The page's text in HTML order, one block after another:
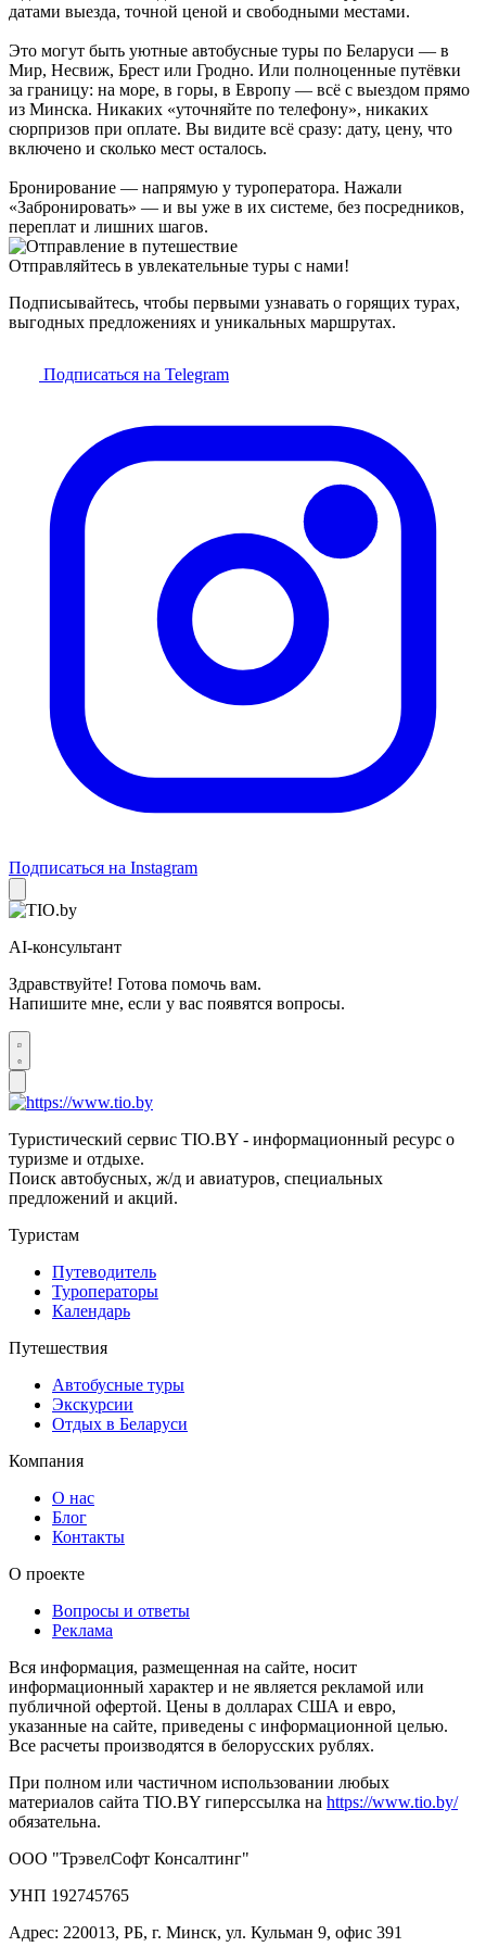
датами выезда, точной ценой и свободными местами.
Это могут быть уютные автобусные туры по Беларуси — в
Мир, Несвиж, Брест или Гродно. Или полноценные путёвки
за границу: на море, в горы, в Европу — всё с выездом прямо
из Минска. Никаких «уточняйте по телефону», никаких
сюрпризов при оплате. Вы видите всё сразу: дату, цену, что
включено и сколько мест осталось.
Бронирование — напрямую у туроператора. Нажали
«Забронировать» — и вы уже в их системе, без посредников,
переплат и лишних шагов.
Отправляйтесь в увлекательные туры с нами!
Подписывайтесь, чтобы первыми узнавать о горящих турах,
выгодных предложениях и уникальных маршрутах.
Подписаться на Telegram
Подписаться на Instagram
AI-консультант
Здравствуйте! Готова помочь вам.
Напишите мне, если у вас появятся вопросы.
Туристический сервис TIO.BY - информационный ресурс о
туризме и отдыхе.
Поиск автобусных, ж/д и авиатуров, специальных
предложений и акций.
Туристам
Путеводитель
Туроператоры
Календарь
Путешествия
Автобусные туры
Экскурсии
Отдых в Беларуси
Компания
О нас
Блог
Контакты
О проекте
Вопросы и ответы
Реклама
Вся информация, размещенная на сайте, носит
информационный характер и не является рекламой или
публичной офертой. Цены в долларах США и евро,
указанные на сайте, приведены с информационной целью.
Все расчеты производятся в белорусских рублях.
При полном или частичном использовании любых
материалов сайта TIO.BY гиперссылка на https://www.tio.by/
обязательна.
ООО "ТрэвелСофт Консалтинг"
УНП 192745765
Адрес: 220013, РБ, г. Минск, ул. Кульман 9, офис 391